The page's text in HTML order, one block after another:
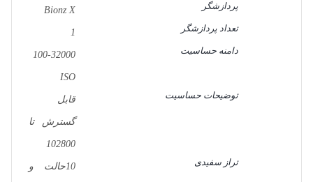
پردازشگر
Bionz X
تعداد پردازشگر
1
دامنه حساسیت
100-32000
ISO
توضیحات حساسیت
قابل
گسترش تا
102800
تراز سفیدی
10حالت و